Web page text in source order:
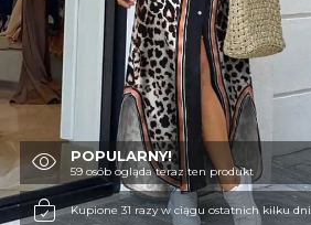
MODA PLAŻOWA
BLUZKI
KURTKI I PŁASZCZE
POPULARNY!
59 osób ogląda teraz ten produkt
Kupione 31 razy w ciągu ostatnich kilku dni